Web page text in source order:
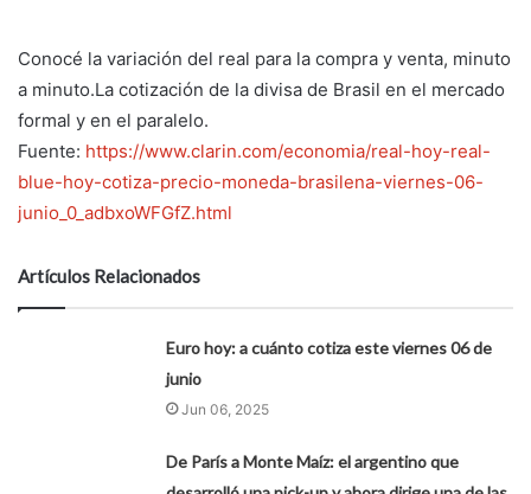
Conocé la variación del real para la compra y venta, minuto
a minuto.La cotización de la divisa de Brasil en el mercado
formal y en el paralelo.
Fuente: https://www.clarin.com/economia/real-hoy-real-
blue-hoy-cotiza-precio-moneda-brasilena-viernes-06-
junio_0_adbxoWFGfZ.html
Artículos Relacionados
Euro hoy: a cuánto cotiza este viernes 06 de
junio
Jun 06, 2025
De París a Monte Maíz: el argentino que